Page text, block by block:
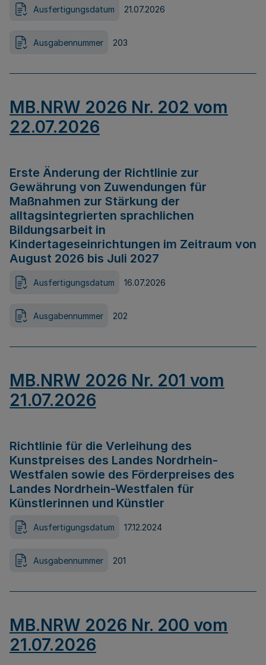
Ausfertigungsdatum 21.07.2026
Ausgabennummer 203
MB.NRW 2026 Nr. 202 vom
22.07.2026
Erste Änderung der Richtlinie zur
Gewährung von Zuwendungen für
Maßnahmen zur Stärkung der
alltagsintegrierten sprachlichen
Bildungsarbeit in
Kindertageseinrichtungen im Zeitraum von
August 2026 bis Juli 2027
Ausfertigungsdatum 16.07.2026
Ausgabennummer 202
MB.NRW 2026 Nr. 201 vom
21.07.2026
Richtlinie für die Verleihung des
Kunstpreises des Landes Nordrhein-
Westfalen sowie des Förderpreises des
Landes Nordrhein-Westfalen für
Künstlerinnen und Künstler
Ausfertigungsdatum 17.12.2024
Ausgabennummer 201
MB.NRW 2026 Nr. 200 vom
21.07.2026